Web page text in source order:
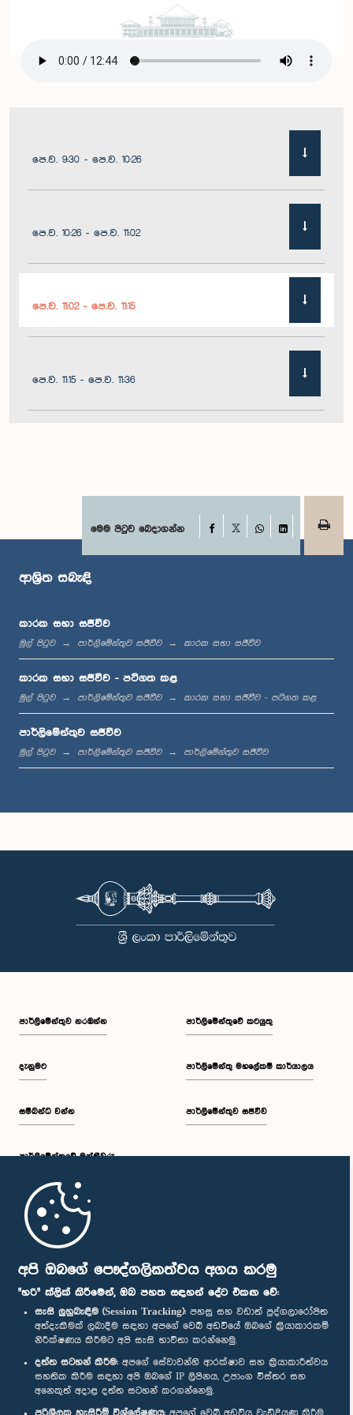
අපි ඔබගේ පෞද්ගලිකත්වය අගය කරමු
"හරි" ක්ලික් කිරීමෙන්, ඔබ පහත සඳහන් දේට එකඟ වේ:
සැසි ලුහුබැඳීම (Session Tracking): පහසු සහ වඩාත් පුද්ගලාරෝපිත
අත්දැකීමක් ලබාදීම සඳහා අපගේ වෙබ් අඩවියේ ඔබගේ ක්‍රියාකාරකම්
නිරීක්ෂණය කිරීමට අපි සැසි භාවිතා කරන්නෙමු.
දත්ත සටහන් කිරීම: අපගේ සේවාවන්හි ආරක්ෂාව සහ ක්‍රියාකාරීත්වය
සහතික කිරීම සඳහා අපි ඔබගේ IP ලිපිනය, උපාංග විස්තර සහ
අනෙකුත් අදාළ දත්ත සටහන් කරගන්නෙමු.
පෙ.ව. 9:30 - පෙ.ව. 10:26
පෙ.ව. 10:26 - පෙ.ව. 11:02
පෙ.ව. 11:02 - පෙ.ව. 11:15
පෙ.ව. 11:15 - පෙ.ව. 11:36
පෙ.ව. 11:45 - පෙ.ව. 11:59
ප.ව. 12:10 - ප.ව. 12:18
ප.ව. 12:18 - ප.ව. 12:28
ප.ව. 1:00 - ප.ව. 1:10
ප.ව. 1:30 - ප.ව. 1:38
ප.ව. 1:38 - ප.ව. 1:45
ප.ව. 1:45 - ප.ව. 2:00
ප.ව. 2:00 - ප.ව. 2:28
ප.ව. 2:28 - ප.ව. 2:36
මෙම පිටුව බෙදාගන්න Facebook
WhatsApp
LinkedIn
ආශ්‍රිත සබැඳි
කාරක සභා සජීවීව
මුල් පිටුව පාර්ලිමේන්තුව සජීවීව කාරක සභා සජීවීව
කාරක සභා සජීවීව - පටිගත කළ
මුල් පිටුව පාර්ලිමේන්තුව සජීවීව කාරක සභා සජීවීව - පටිගත කළ
පාර්ලිමේන්තුව සජීවීව
මුල් පිටුව පාර්ලිමේන්තුව සජීවීව පාර්ලිමේන්තුව සජීවීව
පාර්ලි‌මේන්තුව නරඹන්න
දැනුමට
සම්බන්ධ වන්න
පාර්ලි‌මේන්තුවේ මන්ත්‍රීවරු
මුල් පිටුව
පාර්ලිමේන්තුවේ කටයුතු
පාර්ලිමේන්තු මහලේකම් කාර්යාලය
පාර්ලිමේන්තුව සජීවීව
පාර්ලිමේන්තු ජංගම යෙදුම
අප හා සම්බන්ධ වී සිටින්න :
සම්මාන